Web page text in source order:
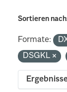
Sortieren nach
Formate:
DSGKL